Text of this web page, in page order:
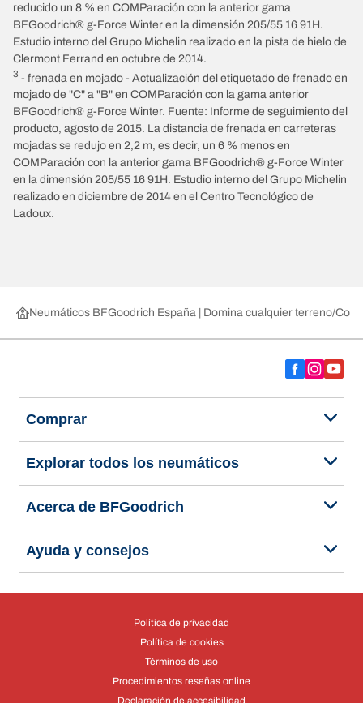
reducido un 8 % en COMParación con la anterior gama
BFGoodrich® g-Force Winter en la dimensión 205/55 16 91H.
Estudio interno del Grupo Michelin realizado en la pista de hielo de
Clermont Ferrand en octubre de 2014.
3 - frenada en mojado - Actualización del etiquetado de frenado en
mojado de "C" a "B" en COMParación con la gama anterior
BFGoodrich® g-Force Winter. Fuente: Informe de seguimiento del
producto, agosto de 2015. La distancia de frenada en carreteras
mojadas se redujo en 2,2 m, es decir, un 6 % menos en
COMParación con la anterior gama BFGoodrich® g-Force Winter
en la dimensión 205/55 16 91H. Estudio interno del Grupo Michelin
realizado en diciembre de 2014 en el Centro Tecnológico de
Ladoux.
Neumáticos BFGoodrich España | Domina cualquier terreno
Comprar
Explorar todos los neumáticos
Acerca de BFGoodrich
Ayuda y consejos
Política de privacidad
Política de cookies
Términos de uso
Procedimientos reseñas online